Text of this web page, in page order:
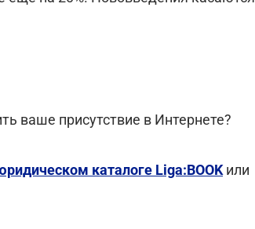
ваше присутствие в Интернете?
каталоге Liga:BOOKили